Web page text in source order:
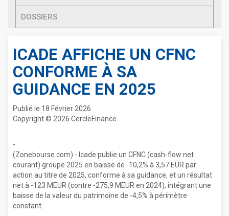
DOSSIERS
ICADE AFFICHE UN CFNC
CONFORME À SA
GUIDANCE EN 2025
Publié le 18 Février 2026
Copyright © 2026 CercleFinance
-
(Zonebourse.com) - Icade publie un CFNC (cash-flow net
courant) groupe 2025 en baisse de -10,2% à 3,57 EUR par
action au titre de 2025, conforme à sa guidance, et un résultat
net à -123 MEUR (contre -275,9 MEUR en 2024), intégrant une
baisse de la valeur du patrimoine de -4,5% à périmètre
constant.